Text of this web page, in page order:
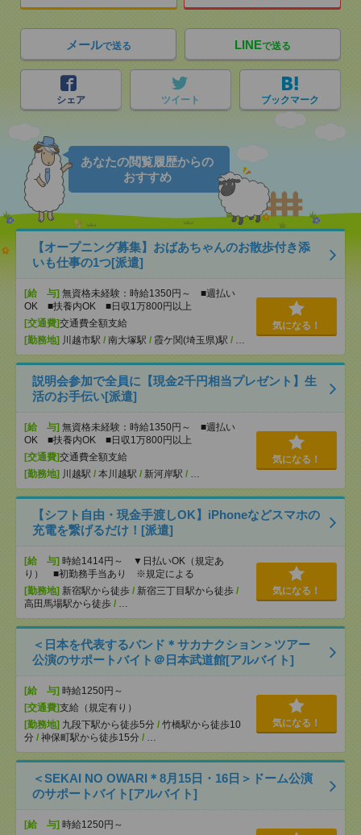
メールで送る LINEで送る
シェア ツイート ブックマーク
あなたの閲覧履歴からの
おすすめ
【オープニング募集】おばあちゃんのお散歩付き添
いも仕事の1つ[派遣]
[給 与] 無資格未経験：時給1350円～ ■週払い
OK ■扶養内OK ■日収1万800円以上
[交通費]交通費全額支給
[勤務地] 川越市駅 / 南大塚駅 / 霞ケ関(埼玉県)駅 / …
気になる！
説明会参加で全員に【現金2千円相当プレゼント】生
活のお手伝い[派遣]
[給 与] 無資格未経験：時給1350円～ ■週払い
OK ■扶養内OK ■日収1万800円以上
[交通費]交通費全額支給
[勤務地] 川越駅 / 本川越駅 / 新河岸駅 / …
気になる！
【シフト自由・現金手渡しOK】iPhoneなどスマホの
充電を繋げるだけ！[派遣]
[給 与] 時給1414円～ ▼日払いOK（規定あ
り） ■初勤務手当あり ※規定による
[勤務地] 新宿駅から徒歩 / 新宿三丁目駅から徒歩 /
高田馬場駅から徒歩 / …
気になる！
＜日本を代表するバンド＊サカナクション＞ツアー
公演のサポートバイト＠日本武道館[アルバイト]
[給 与] 時給1250円～
[交通費]支給（規定有り）
[勤務地] 九段下駅から徒歩5分 / 竹橋駅から徒歩10
分 / 神保町駅から徒歩15分 / …
気になる！
＜SEKAI NO OWARI＊8月15日・16日＞ドーム公演
のサポートバイト[アルバイト]
[給 与] 時給1250円～